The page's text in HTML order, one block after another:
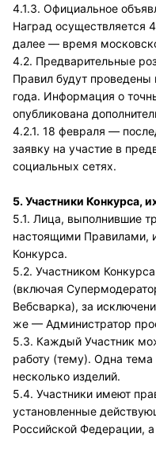
4.1.3. Официальное
Наград осуществляется
далее — время
4.2. Предварительные
Правил будут проведены
года. Информация о
опубликована
4.2.1. 18 февраля —
заявку на участие в
социальных сетях.
5. Участники Конкурса,
5.1. Лица, выполнившие
настоящими Правилами,
Конкурса.
5.2. Участником
(включая
Вебсварка), за
же — Администратор
5.3. Каждый Участник
работу (тему). Одна
несколько изделий.
5.4. Участники имеют
установленные
Российской Федерации,